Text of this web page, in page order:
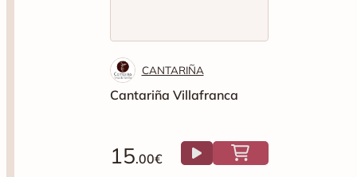
CANTARIÑA
Cantariña Villafranca
15.00€